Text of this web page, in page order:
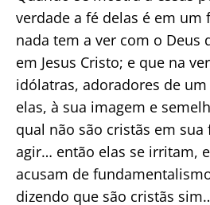
verdade a fé delas é em um
nada tem a ver com o Deus
em Jesus Cristo; e que na
idólatras, adoradores de um
elas, à sua imagem e
qual não são cristãs em
agir… então elas se irritam,
acusam de
dizendo que são cristãs